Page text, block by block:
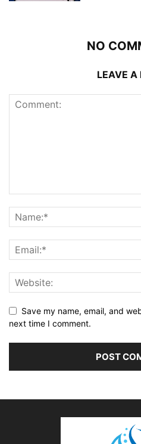
NO
LEAVE A
Save my name, email, and
next time I comment.